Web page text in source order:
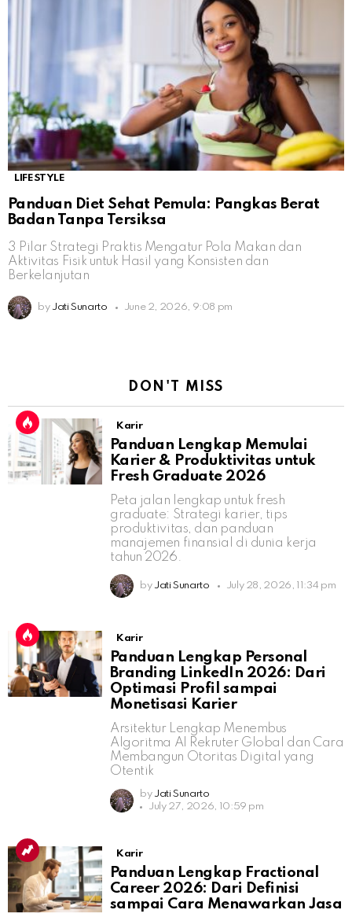
LIFESTYLE
Panduan Diet Sehat Pemula: Pangkas Berat
Badan Tanpa Tersiksa
3 Pilar Strategi Praktis Mengatur Pola Makan dan
Aktivitas Fisik untuk Hasil yang Konsisten dan
Berkelanjutan
by Jati Sunarto June 2, 2026, 9:08 pm
DON'T MISS
Karir
Panduan Lengkap Memulai
Karier & Produktivitas untuk
Fresh Graduate 2026
Peta jalan lengkap untuk fresh
graduate: Strategi karier, tips
produktivitas, dan panduan
manajemen finansial di dunia kerja
tahun 2026.
by Jati Sunarto July 28, 2026, 11:34 pm
Karir
Panduan Lengkap Personal
Branding LinkedIn 2026: Dari
Optimasi Profil sampai
Monetisasi Karier
Arsitektur Lengkap Menembus
Algoritma AI Rekruter Global dan Cara
Membangun Otoritas Digital yang
Otentik
by Jati Sunarto
July 27, 2026, 10:59 pm
Karir
Panduan Lengkap Fractional
Career 2026: Dari Definisi
sampai Cara Menawarkan Jasa